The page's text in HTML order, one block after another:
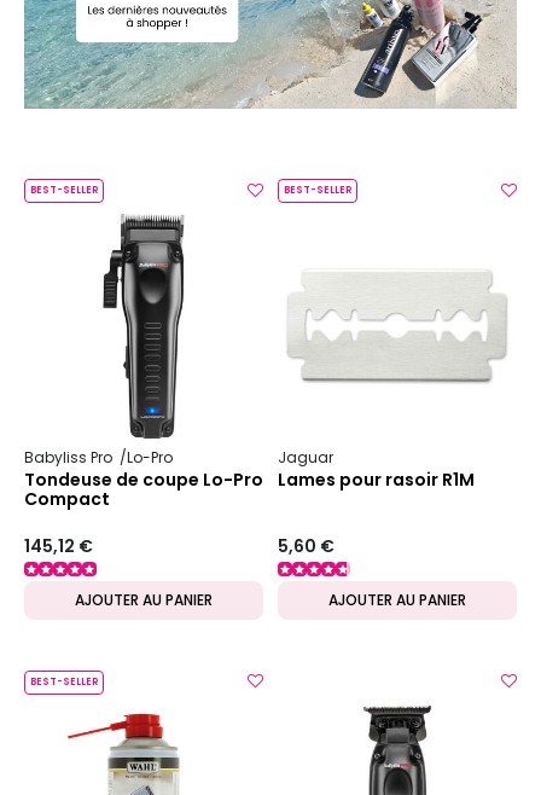
BEST-SELLER
Babyliss Pro Lo-Pro
Tondeuse de coupe Lo-Pro
Compact
145,12 €
AJOUTER AU PANIER
BEST-SELLER
Jaguar
Lames pour rasoir R1M
5,60 €
AJOUTER AU PANIER
BEST-SELLER